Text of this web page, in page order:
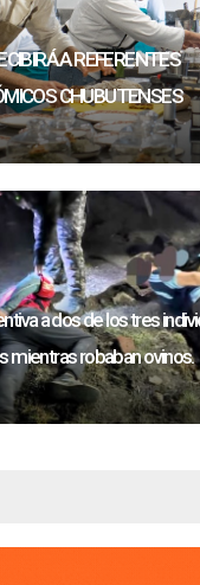
A REFERENTES
CHUBUTENSES
a dos de los tres
mientras robaban ovinos.